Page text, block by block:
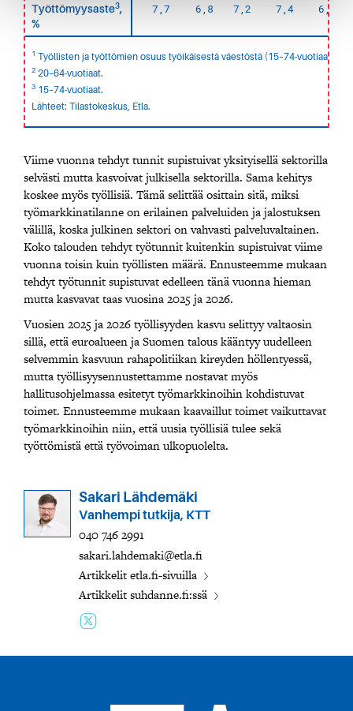
Työttömyysaste3,
%
7,7 6,8 7,2 7,4 6,9
1 Työllisten ja työttömien osuus työikäisestä väestöstä (15–74-vuotiaat).
2 20–64-vuotiaat.
3 15–74-vuotiaat.
Lähteet: Tilastokeskus, Etla.
Viime vuonna tehdyt tunnit supistuivat yksityisellä sektorilla
selvästi mutta kasvoivat julkisella sektorilla. Sama kehitys
koskee myös työllisiä. Tämä selittää osittain sitä, miksi
työmarkkinatilanne on erilainen palveluiden ja jalostuksen
välillä, koska julkinen sektori on vahvasti palveluvaltainen.
Koko talouden tehdyt työtunnit kuitenkin supistuivat viime
vuonna toisin kuin työllisten määrä. Ennusteemme mukaan
tehdyt työtunnit supistuvat edelleen tänä vuonna hieman
mutta kasvavat taas vuosina 2025 ja 2026.
Vuosien 2025 ja 2026 työllisyyden kasvu selittyy valtaosin
sillä, että euroalueen ja Suomen talous kääntyy uudelleen
selvemmin kasvuun rahapolitiikan kireyden höllentyessä,
mutta työllisyysennustettamme nostavat myös
hallitusohjelmassa esitetyt työmarkkinoihin kohdistuvat
toimet. Ennusteemme mukaan kaavaillut toimet vaikuttavat
työmarkkinoihin niin, että uusia työllisiä tulee sekä
työttömistä että työvoiman ulkopuolelta.
Sakari Lähdemäki
Vanhempi tutkija, KTT
040 746 2991
sakari.lahdemaki@etla.fi
Artikkelit etla.fi-sivuilla
Artikkelit suhdanne.fi:ssä